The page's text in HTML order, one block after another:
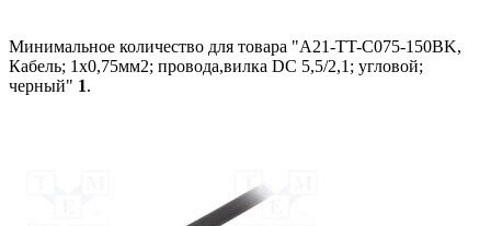
Минимальное количество для товара "A21-TT-C075-150BK,
Кабель; 1x0,75мм2; провода,вилка DC 5,5/2,1; угловой;
черный" 1.